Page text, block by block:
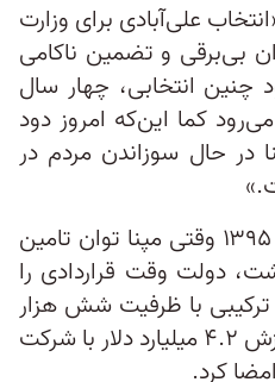
علی‌آبادی برای وزارت
بی‌برقی و تضمین ناکامی
انتخابی، چهار سال
کما این‌که امروز دود
در حال سوزاندن مردم در
بر مبنای این گزارش، سال ۱۳۹۵ وقتی مپنا توان تامین
دولت وقت قراردادی را
با ظرفیت شش هزار
مگاوات نیروگاه برق و به ارزش ۴.۲ میلیارد دلار با شرکت
کرد.